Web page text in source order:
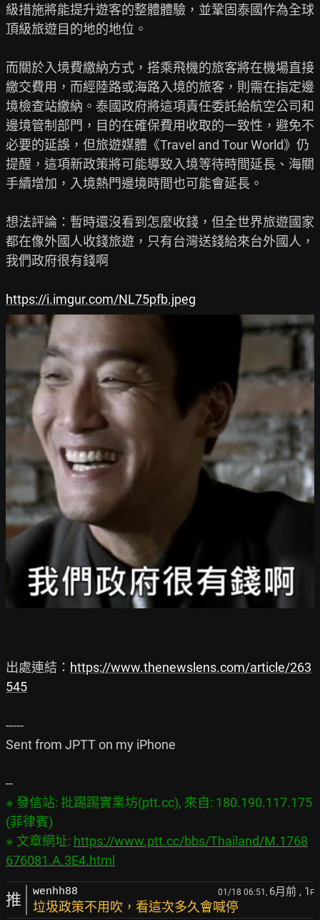
級措施將能提升遊客的整體體驗，並鞏固泰國作為全球
頂級旅遊目的地的地位。
而關於入境費繳納方式，搭乘飛機的旅客將在機場直接
繳交費用，而經陸路或海路入境的旅客，則需在指定邊
境檢查站繳納。泰國政府將這項責任委託給航空公司和
邊境管制部門，目的在確保費用收取的一致性，避免不
必要的延誤，但旅遊媒體《Travel and Tour World》仍
提醒，這項新政策將可能導致入境等待時間延長、海關
手續增加，入境熱門邊境時間也可能會延長。
想法評論：暫時還沒看到怎麼收錢，但全世界旅遊國家
都在像外國人收錢旅遊，只有台灣送錢給來台外國人，
我們政府很有錢啊
https://i.imgur.com/NL75pfb.jpeg
出處連結： https://www.thenewslens.com/article/263
545
-----
Sent from JPTT on my iPhone
※ 發信站: 批踢踢實業坊(ptt.cc), 來自: 180.190.117.175
(菲律賓)
※ 文章網址: https://www.ptt.cc/bbs/Thailand/M.1768
676081.A.3E4.html
推 wenhh88 01/18 06:51, 6月前 , 1 F
垃圾政策不用吹，看這次多久會喊停